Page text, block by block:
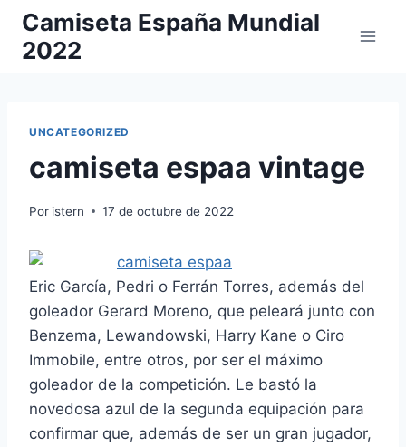
Saltar
contenido
Camiseta España Mundial
2022
UNCATEGORIZED
camiseta espaa vintage
Por istern 17 de octubre de 2022
Eric García, Pedri o Ferrán Torres, además del
goleador Gerard Moreno, que peleará junto con
Benzema, Lewandowski, Harry Kane o Ciro
Immobile, entre otros, por ser el máximo
goleador de la competición. Le bastó la
novedosa azul de la segunda equipación para
confirmar que, además de ser un gran jugador,